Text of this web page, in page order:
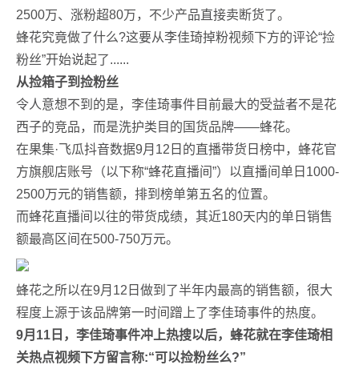
2500万、涨粉超80万，不少产品直接卖断货了。
蜂花究竟做了什么?这要从李佳琦掉粉视频下方的评论“捡
粉丝”开始说起了......
从捡箱子到捡粉丝
令人意想不到的是，李佳琦事件目前最大的受益者不是花
西子的竞品，而是洗护类目的国货品牌——蜂花。
在果集·飞瓜抖音数据9月12日的直播带货日榜中，蜂花官
方旗舰店账号（以下称“蜂花直播间”）以直播间单日1000-
2500万元的销售额，排到榜单第五名的位置。
而蜂花直播间以往的带货成绩，其近180天内的单日销售
额最高区间在500-750万元。
蜂花之所以在9月12日做到了半年内最高的销售额，很大
程度上源于该品牌第一时间蹭上了李佳琦事件的热度。
9月11日，李佳琦事件冲上热搜以后，蜂花就在李佳琦相
关热点视频下方留言称:“可以捡粉丝么?”